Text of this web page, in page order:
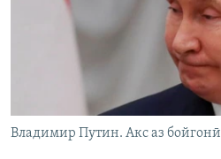
Владимир Путин. Акс аз бойгонӣ